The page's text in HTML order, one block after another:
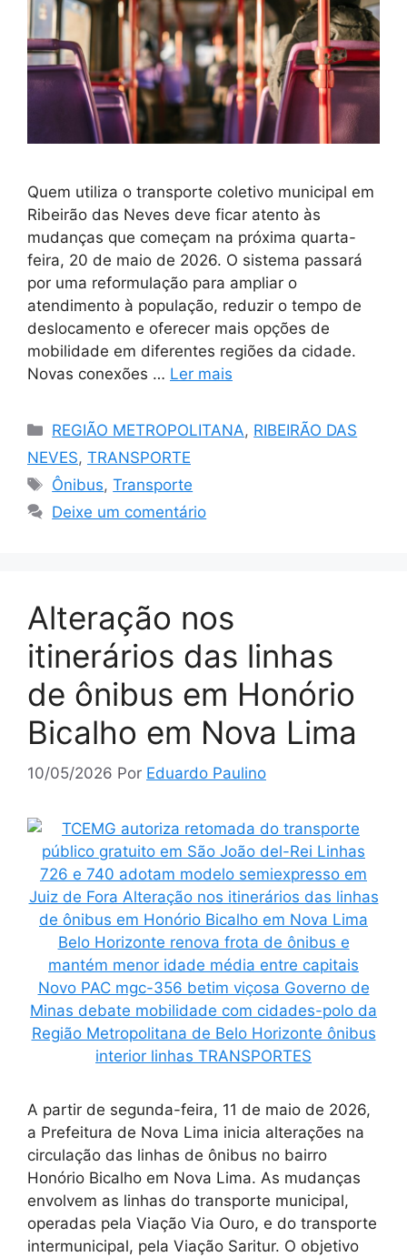
Quem utiliza o transporte coletivo municipal em
Ribeirão das Neves deve ficar atento às
mudanças que começam na próxima quarta-
feira, 20 de maio de 2026. O sistema passará
por uma reformulação para ampliar o
atendimento à população, reduzir o tempo de
deslocamento e oferecer mais opções de
mobilidade em diferentes regiões da cidade.
Novas conexões … Ler mais
Categorias
REGIÃO METROPOLITANA, RIBEIRÃO DAS
NEVES, TRANSPORTE
Tags
Ônibus,Transporte
Deixe um comentário
Alteração nos
itinerários das linhas
de ônibus em Honório
Bicalho em Nova Lima
10/05/2026 Por Eduardo Paulino
A partir de segunda-feira, 11 de maio de 2026,
a Prefeitura de Nova Lima inicia alterações na
circulação das linhas de ônibus no bairro
Honório Bicalho em Nova Lima. As mudanças
envolvem as linhas do transporte municipal,
operadas pela Viação Via Ouro, e do transporte
intermunicipal, pela Viação Saritur. O objetivo